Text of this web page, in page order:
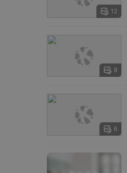
12
8
6